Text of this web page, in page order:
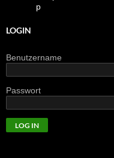
LOGIN
Benutzername
Passwort